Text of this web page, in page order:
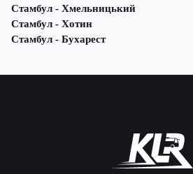
Стамбул - Хмельницький
Стамбул - Хотин
Стамбул - Бухарест